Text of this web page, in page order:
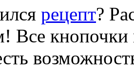
рецепт?
Все кнопочки